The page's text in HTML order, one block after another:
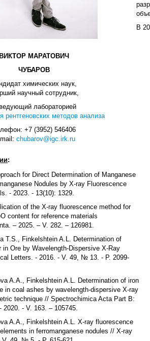
ВИКТОР МАРАТОВИЧ
ЧУБАРОВ
химических наук,
научный сотрудник,
лабораторией
рентгеновских методов анализа
+7 (3952) 546406
chubarov@igc.irk.ru
В
:
for Direct Determination of Manganese
Nodules by X-ray Fluorescence
- 2023. - 13(10): 1329.
of the X-ray fluorescence method for
content for reference materials
– 2025. – V. 282. – 126981.
T.S., Finkelshtein A.L. Determination of
in Ore by Wavelength-Dispersive X-Ray
Letters. - 2016. - V. 49, № 13. - P. 2099-
A.A., Finkelshtein A.L. Determination of iron
in coal ashes by wavelength-dispersive X-ray
technique // Spectrochimica Acta Part B:
- V. 163. – 105745.
A.A., Finkelshtein A.L. X-ray fluorescence
in ferromanganese nodules // X-ray